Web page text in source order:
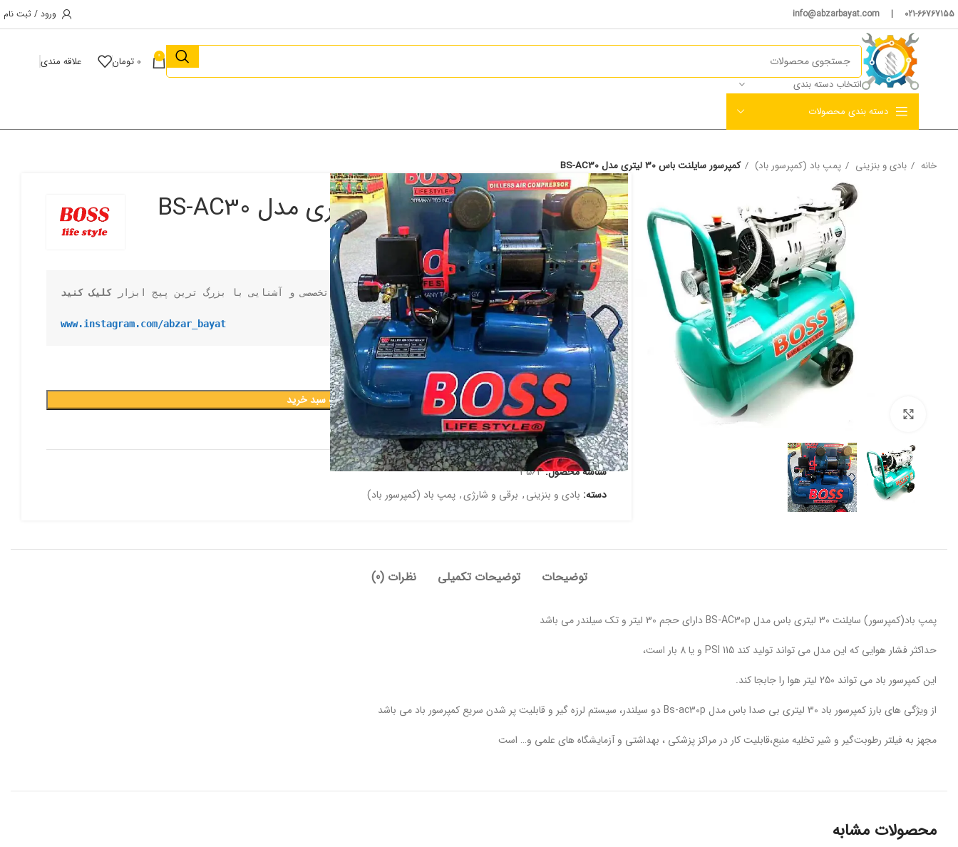
021-66767155 | info@abzarbayat.com ورود / ثبت نام
انتخاب دسته بندی
0
0 تومان علاقه مندی
دسته بندی محصولات
خانه بادی و بنزینی پمپ باد (کمپرسور باد) کمپرسور سایلنت باس 30 لیتری مدل BS-AC30
کمپرسور سایلنت باس 30 لیتری مدل BS-AC30
17,639,000 تومان
برای مشاوره تخصصی و آشنایی با بزرگ ترین پیج ابزار کلیک کنید
www.instagram.com/abzar_bayat
افزودن به سبد خرید
افزودن به علاقه مندی
شناسه محصول:3564
دسته: بادی و بنزینی, برقی و شارژی, پمپ باد (کمپرسور باد)
توضیحات توضیحات تکمیلی نظرات (0)
پمپ باد(کمپرسور) سایلنت 30 لیتری باس مدل BS-AC30p دارای حجم 30 لیتر و تک سیلندر می باشد
حداکثر فشار هوایی که این مدل می تواند تولید کند 115 PSI و یا 8 بار است،
این کمپرسور باد می تواند 250 لیتر هوا را جابجا کند.
از ویژگی های بارز کمپرسور باد 30 لیتری بی صدا باس مدل Bs-ac30p دو سیلندر، سیستم لرزه گیر و قابلیت پر شدن سریع کمپرسور باد می باشد
مجهز به فیلتر رطوبت‌گیر و شیر تخلیه منبع،قابلیت کار در مراکز پزشکی ، بهداشتی و آزمایشگاه های علمی و… است
محصولات مشابه